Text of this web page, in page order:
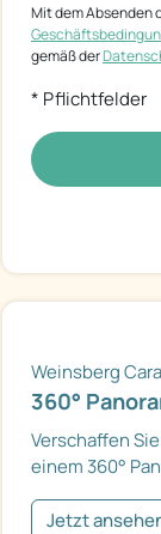
Mit dem Absenden
gemäß der
* Pflichtfelder
Weinsberg
360°
Verschaffen
einem 360°
Jetzt